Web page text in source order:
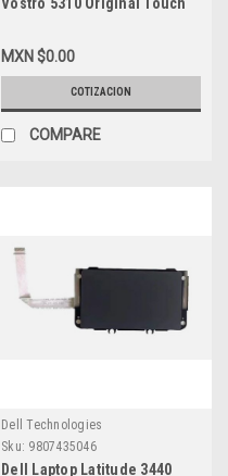
Pad-Ratón Táctil Sin Cables
New Dell VHVC3, 6F5KW
MXN $0.00
COTIZACION
COMPARE
Dell Technologies
Sku: 9807435046
Dell Laptop Latitude 3440